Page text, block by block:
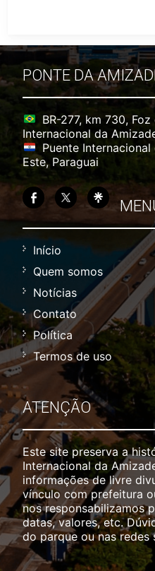
PONTE DA
BR-277, km 730,
Internacional da
Puente
Este, Paraguai
Início
Quem somos
Notícias
Contato
Política
Termos de uso
ATENÇÃO
Este site preserva a
Internacional da
informações de livre
vínculo com prefeitura
nos responsabilizamos
datas, valores, etc.
do parque ou nas redes